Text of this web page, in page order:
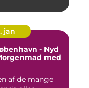
jan
- Nyd
med
af de mange